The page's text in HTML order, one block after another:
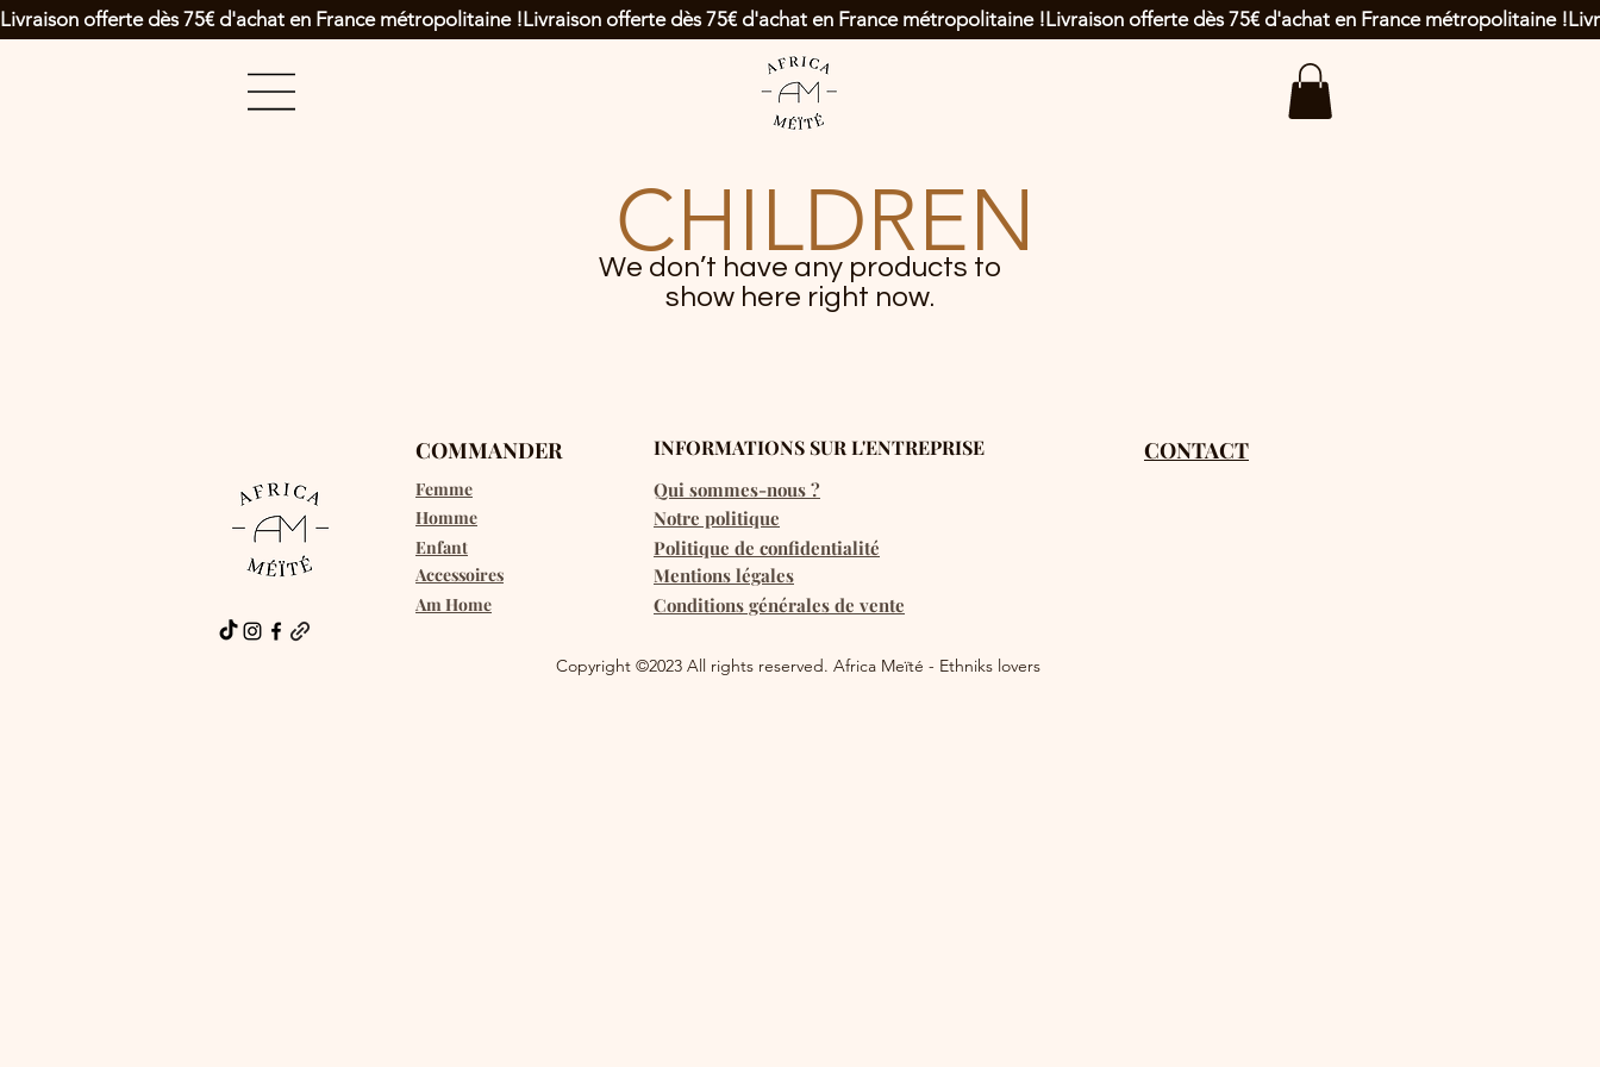
Livraison offerte dès 75€ d'achat en France métropolitaine !
We don’t have any products to
show here right now.
CHILDREN
COMMANDER
Femme
Homme
Enfant
Accessoires
Am Home
INFORMATIONS SUR L'ENTREPRISE
Qui sommes-nous ?
Notre politique
Politique de confidentialité
Mentions légales
Conditions générales de vente
CONTACT
Copyright ©2023 All rights reserved. Africa Meïté - Ethniks lovers